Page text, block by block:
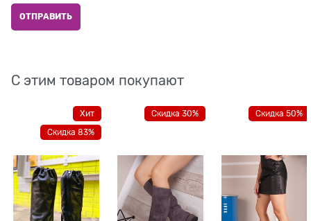
С этим товаром покупают
Хит
Скидка 83%
Скидка 30% Скидка 50%